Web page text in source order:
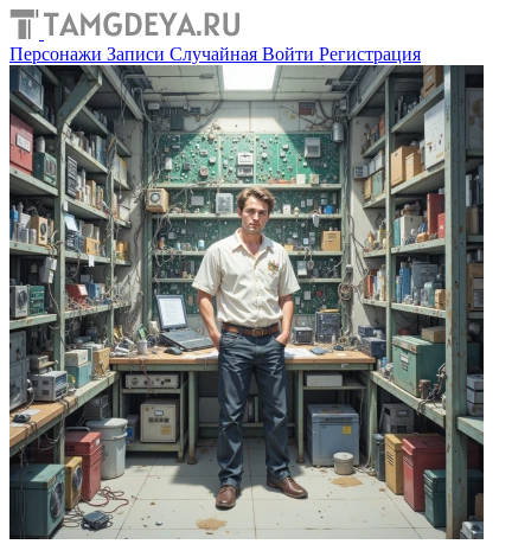
Персонажи Записи Случайная Войти Регистрация